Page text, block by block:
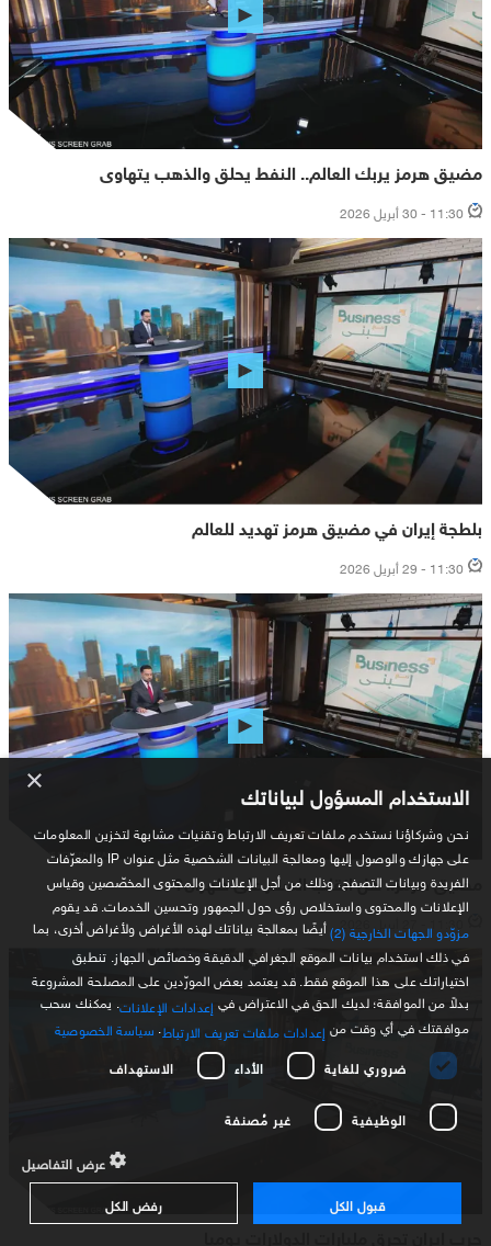
مضيق هرمز يربك العالم.. النفط يحلق والذهب يتهاوى
11:30 - 30 أبريل 2026
بلطجة إيران في مضيق هرمز تهديد للعالم
11:30 - 29 أبريل 2026
مضيق هرمز.. هل انقلب السحر على طهران؟
11:30 - 27 أبريل 2026
× الاستخدام المسؤول لبياناتك
نحن وشركاؤنا نستخدم ملفات تعريف الارتباط وتقنيات مشابهة لتخزين المعلومات
على جهازك والوصول إليها ومعالجة البيانات الشخصية مثل عنوان IP والمعرّفات
الفريدة وبيانات التصفح، وذلك من أجل الإعلانات والمحتوى المخصّصين وقياس
الإعلانات والمحتوى واستخلاص رؤى حول الجمهور وتحسين الخدمات. قد يقوم
مزوّدو الجهات الخارجية (2)
أيضًا بمعالجة بياناتك لهذه الأغراض ولأغراض أخرى، بما
في ذلك استخدام بيانات الموقع الجغرافي الدقيقة وخصائص الجهاز. تنطبق
اختياراتك على هذا الموقع فقط. قد يعتمد بعض المورّدين على المصلحة المشروعة
بدلاً من الموافقة؛ لديك الحق في الاعتراض في إعدادات الإعلانات . يمكنك سحب
موافقتك في أي وقت من إعدادات ملفات تعريف الارتباط سياسة الخصوصية
ضروري للغاية
الأداء الاستهداف
الوظيفية غير مُصنفة
عرض التفاصيل
قبول الكل
رفض الكل